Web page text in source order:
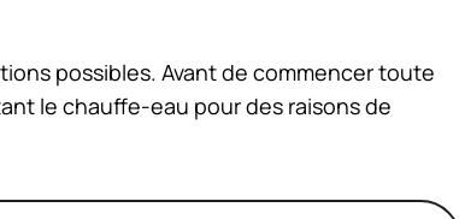
possibles. Avant de commencer toute
le chauffe-eau pour des raisons de